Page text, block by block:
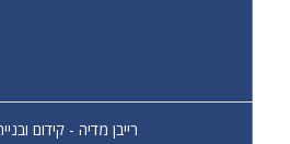
רייבן מדיה - קידום ובניית